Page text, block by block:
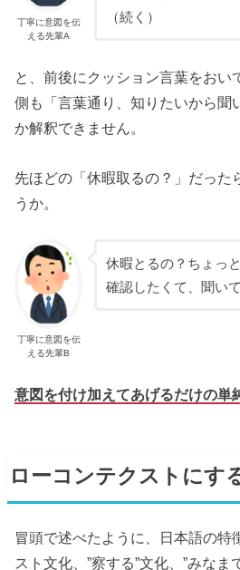
丁寧に意図を伝
える先輩A
（続く）
と、前後にクッション言葉をおい
側も「言葉通り、知りたいから聞
か解釈できません。
先ほどの「休暇取るの？」だった
うか。
丁寧に意図を伝
える先輩B
休暇とるの？ちょっ
確認したくて、聞い
意図を付け加えてあげるだけの単
ローコンテクストにす
冒頭で述べたように、日本語の特
スト文化、”察する”文化、”みなま